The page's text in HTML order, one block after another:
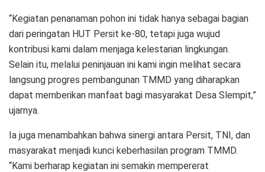
“Kegiatan penanaman pohon ini tidak hanya sebagai bagian
dari peringatan HUT Persit ke-80, tetapi juga wujud
kontribusi kami dalam menjaga kelestarian lingkungan.
Selain itu, melalui peninjauan ini kami ingin melihat secara
langsung progres pembangunan TMMD yang diharapkan
dapat memberikan manfaat bagi masyarakat Desa Slempit,”
ujarnya.
Ia juga menambahkan bahwa sinergi antara Persit, TNI, dan
masyarakat menjadi kunci keberhasilan program TMMD.
“Kami berharap kegiatan ini semakin mempererat